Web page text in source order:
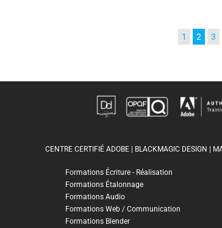
1 2 3
CENTRE CERTIFIÉ ADOBE | BLACKMAGIC DESIGN |
Formations Écriture - Réalisation
Formations Étalonnage
Formations Audio
Formations Web / Communication
Formations Blender